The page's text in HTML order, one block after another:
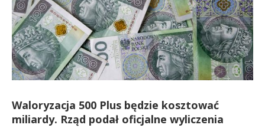
Waloryzacja 500 Plus będzie kosztować
miliardy. Rząd podał oficjalne wyliczenia